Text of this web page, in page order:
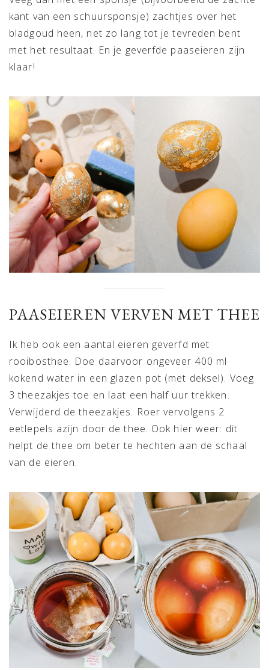
kant van een schuursponsje) zachtjes over het
bladgoud heen, net zo lang tot je tevreden bent
met het resultaat. En je geverfde paaseieren zijn
klaar!
PAASEIEREN VERVEN MET THEE
Ik heb ook een aantal eieren geverfd met
rooibosthee. Doe daarvoor ongeveer 400 ml
kokend water in een glazen pot (met deksel). Voeg
3 theezakjes toe en laat een half uur trekken.
Verwijderd de theezakjes. Roer vervolgens 2
eetlepels azijn door de thee. Ook hier weer: dit
helpt de thee om beter te hechten aan de schaal
van de eieren.